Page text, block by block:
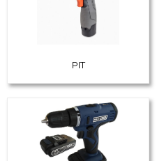
PIT